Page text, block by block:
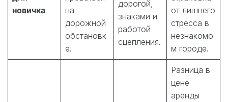
новичка
на
дорожной
обстановк
е.
дорогой,
знаками и
работой
сцепления.
от лишнего
стресса в
незнакомо
м городе.
Разница в
цене
аренды